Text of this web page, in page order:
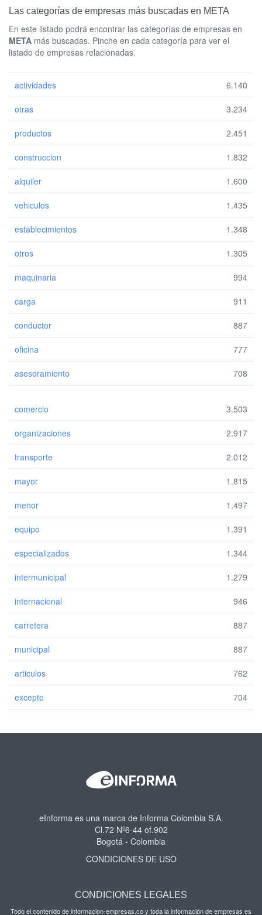
Las categorías de empresas más buscadas en META
En este listado podrá encontrar las categorías de empresas en
META más buscadas. Pinche en cada categoría para ver el
listado de empresas relacionadas.
actividades 6.140
otras 3.234
productos 2.451
construccion 1.832
alquiler 1.600
vehiculos 1.435
establecimientos 1.348
otros 1.305
maquinaria 994
carga 911
conductor 887
oficina 777
asesoramiento 708
comercio 3.503
organizaciones 2.917
transporte 2.012
mayor 1.815
menor 1.497
equipo 1.391
especializados 1.344
intermunicipal 1.279
internacional 946
carretera 887
municipal 887
articulos 762
excepto 704
eInforma es una marca de Informa Colombia S.A.
Cl.72 Nº6-44 of.902
Bogotá - Colombia
CONDICIONES DE USO
CONDICIONES LEGALES
Todo el contenido de informacion-empresas.co y toda la información de empresas es